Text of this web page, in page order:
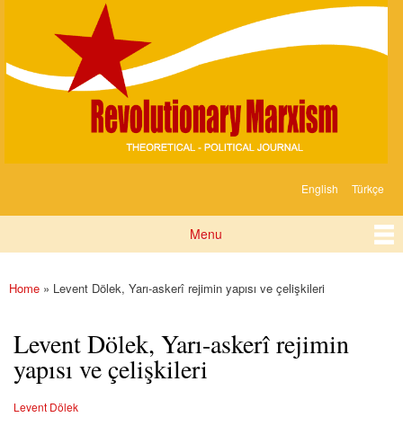
content
Marksizm
English Türkçe
Menu
You are here
Home » Levent Dölek, Yarı-askerî rejimin yapısı ve çelişkileri
Levent Dölek, Yarı-askerî rejimin
yapısı ve çelişkileri
Levent Dölek